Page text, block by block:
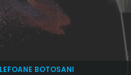
BOTOSANI